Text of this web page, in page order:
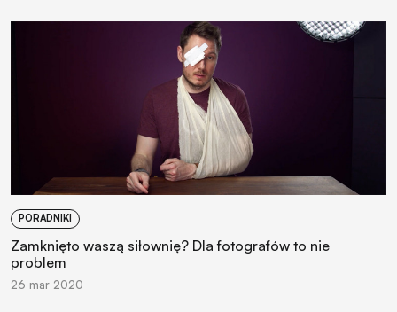
PORADNIKI
Zamknięto waszą siłownię? Dla fotografów to nie
problem
26 mar 2020